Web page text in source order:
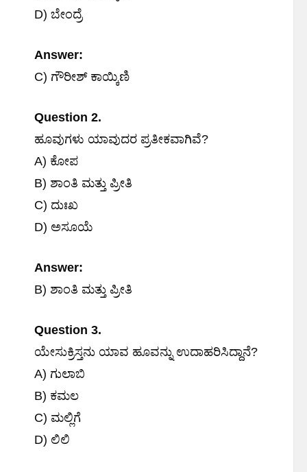
D) ಬೇಂದ್ರೆ
Answer:
C) ಗೌರೀಶ್ ಕಾಯ್ಕಿಣಿ
Question 2.
ಹೂವುಗಳು ಯಾವುದರ ಪ್ರತೀಕವಾಗಿವೆ?
A) ಕೋಪ
B) ಶಾಂತಿ ಮತ್ತು ಪ್ರೀತಿ
C) ದುಃಖ
D) ಅಸೂಯೆ
Answer:
B) ಶಾಂತಿ ಮತ್ತು ಪ್ರೀತಿ
Question 3.
ಯೇಸುಕ್ರಿಸ್ತನು ಯಾವ ಹೂವನ್ನು ಉದಾಹರಿಸಿದ್ದಾನೆ?
A) ಗುಲಾಬಿ
B) ಕಮಲ
C) ಮಲ್ಲಿಗೆ
D) ಲಿಲಿ